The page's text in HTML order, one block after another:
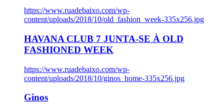
https://www.ruadebaixo.com/wp-
content/uploads/2018/10/old_fashion_week-335x256.jpg
HAVANA CLUB 7 JUNTA-SE À OLD
FASHIONED WEEK
https://www.ruadebaixo.com/wp-
content/uploads/2018/10/ginos_home-335x256.jpg
Ginos